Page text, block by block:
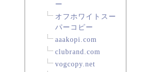
ー
オフホワイトスー
パーコピー
aaakopi.com
clubrand.com
vogcopy.net